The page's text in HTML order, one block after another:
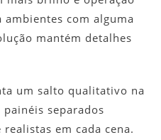
ambientes com alguma
mantém detalhes
um salto qualitativo na
separados
em cada cena.